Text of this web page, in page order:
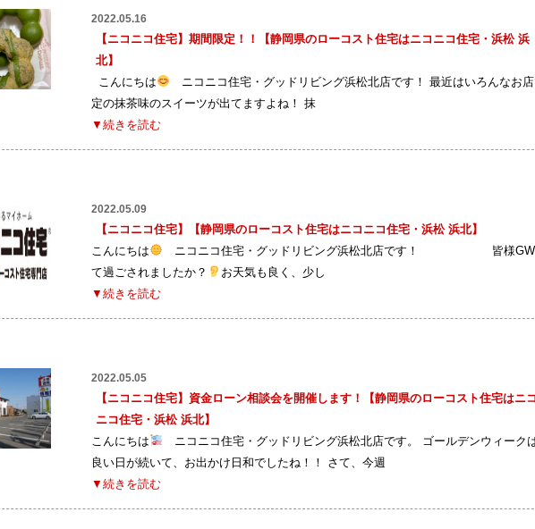
2022.05.16
【ニコニコ住宅】期間限定！！【静岡県のローコスト住宅はニコニコ住宅・浜松 浜
北】
こんにちは
ニコニコ住宅・グッドリビング浜松北店です！ 最近はいろんなお
定の抹茶味のスイーツが出てますよね！ 抹
▼続きを読む
2022.05.09
【ニコニコ住宅】【静岡県のローコスト住宅はニコニコ住宅・浜松 浜北】
こんにちは
ニコニコ住宅・グッドリビング浜松北店です！ 皆様GW
て過ごされましたか？
お天気も良く、少し
▼続きを読む
2022.05.05
【ニコニコ住宅】資金ローン相談会を開催します！【静岡県のローコスト住宅はニコ
ニコ住宅・浜松 浜北】
こんにちは
ニコニコ住宅・グッドリビング浜松北店です。 ゴールデンウィーク
良い日が続いて、お出かけ日和でしたね！！ さて、今週
▼続きを読む